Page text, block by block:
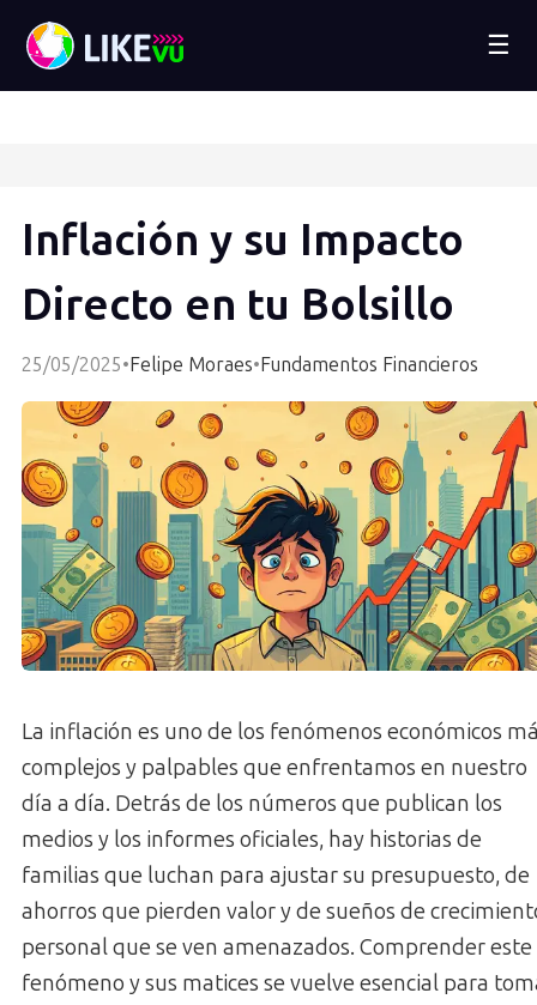
☰
Inflación y su Impacto
Directo en tu Bolsillo
25/05/2025•Felipe Moraes•Fundamentos Financieros
La inflación es uno de los fenómenos económicos
complejos y palpables que enfrentamos en nuestro
día a día. Detrás de los números que publican los
medios y los informes oficiales, hay historias de
familias que luchan para ajustar su presupuesto, de
ahorros que pierden valor y de sueños de
personal que se ven amenazados. Comprender este
fenómeno y sus matices se vuelve esencial para